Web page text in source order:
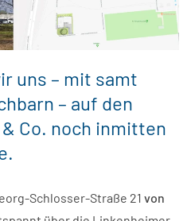
uns – mit samt
– auf den
Co. noch inmitten
Schlosser-Straße 21 von